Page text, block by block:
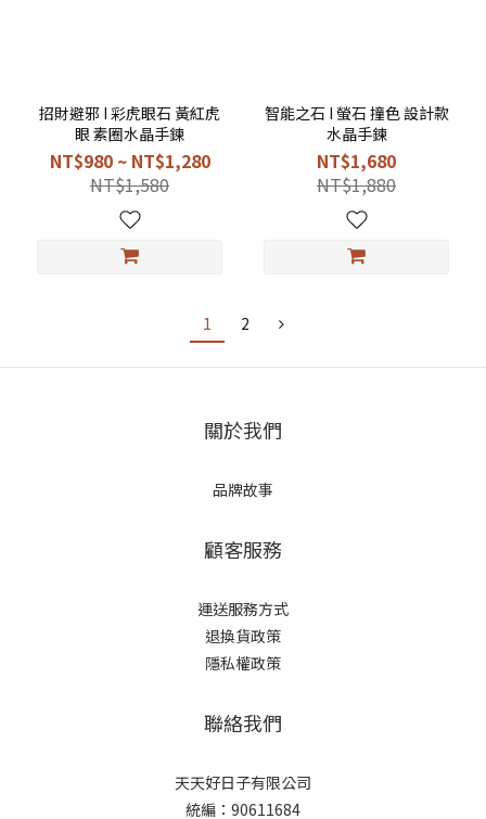
招財避邪 I 彩虎眼石 黃紅虎
眼 素圈水晶手鍊
NT$980 ~ NT$1,280
NT$1,580
智能之石 I 螢石 撞色 設計款
水晶手鍊
NT$1,680
NT$1,880
1 2
關於我們
品牌故事
顧客服務
運送服務方式
退換貨政策
隱私權政策
聯絡我們
天天好日子有限公司
統編：90611684